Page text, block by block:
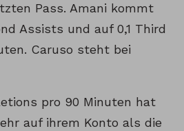
Pass. Amani kommt
Assists und auf 0,1 Third
Caruso steht bei
pro 90 Minuten hat
auf ihrem Konto als die